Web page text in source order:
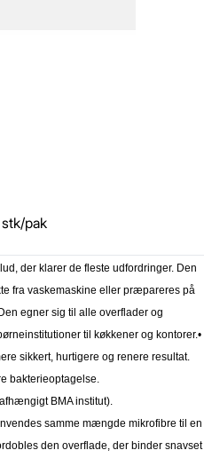
pak
der klarer de fleste udfordringer. Den
fra vaskemaskine eller præpareres på
egner sig til alle overflader og
til køkkener og kontorer.•
sikkert, hurtigere og renere resultat.
bakterieoptagelse.
BMA institut).
samme mængde mikrofibre til en
den overflade, der binder snavset